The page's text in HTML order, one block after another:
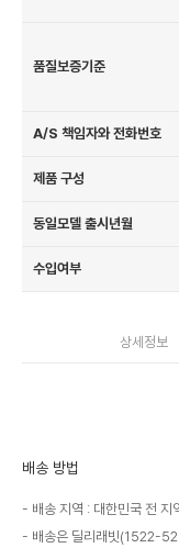
품질보증기준
A/S 책임자와 전화번호
제품 구성
동일모델 출시년월
수입여부
상세정보
배송 방법
배송 지역 : 대한민국 전 지
배송은 딜리래빗(1522-